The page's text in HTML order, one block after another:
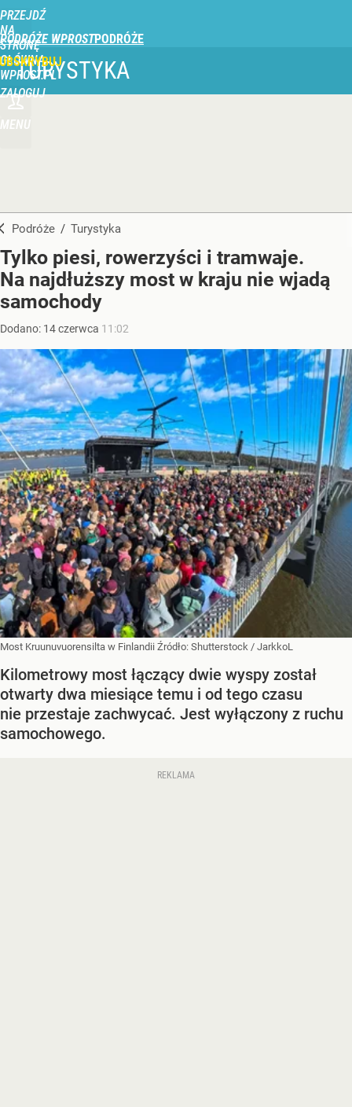
PRZEJDŹ
NA
STRONĘ
GŁÓWNĄ
WPROST.PL
PODRÓŻE WPROST
ZALOGUJ
MENU
TURYSTYKA
Podróże / Turystyka
Tylko piesi, rowerzyści i tramwaje.
Na najdłuższy most w kraju nie wjadą
samochody
Dodano: 14czerwca 11:02
Most Kruunuvuorensilta w Finlandii Źródło: Shutterstock / JarkkoL
Kilometrowy most łączący dwie wyspy został
otwarty dwa miesiące temu i od tego czasu
nie przestaje zachwycać. Jest wyłączony z ruchu
samochowego.